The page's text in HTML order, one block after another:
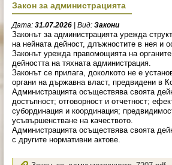
Закон за администрацията
Дата: 31.07.2026 | Вид: Закони
Законът за администрацията урежда
на нейната дейност, длъжностите в нея и
Законът урежда правомощията на
дейността на тяхната администрация.
Законът се прилага, доколкото не е
органи на държавна власт, предвидени в
Администрацията осъществява своята
достъпност; отговорност и отчетност;
субординация и координация;
усъвършенстване на качеството.
Администрацията осъществява своята
с другите нормативни актове.